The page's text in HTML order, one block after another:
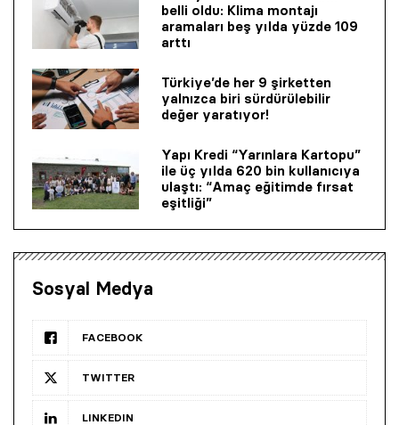
belli oldu: Klima montajı
aramaları beş yılda yüzde 109
arttı
Türkiye’de her 9 şirketten
yalnızca biri sürdürülebilir
değer yaratıyor!
Yapı Kredi “Yarınlara Kartopu”
ile üç yılda 620 bin kullanıcıya
ulaştı: “Amaç eğitimde fırsat
eşitliği”
Sosyal Medya
FACEBOOK
TWITTER
LINKEDIN